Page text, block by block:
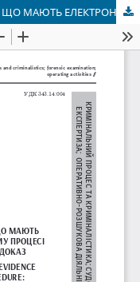
ПРОЦЕСУАЛЬНА ПРИРОДА ДОКАЗІВ, ЩО МАЮТЬ ЕЛЕКТРОННУ ФОРМУ В КРИМІНАЛЬНОМУ ПРОЦЕСІ УКРАЇНИ: ДОКУМЕНТ ТА РЕЧОВИЙ ДОКАЗ